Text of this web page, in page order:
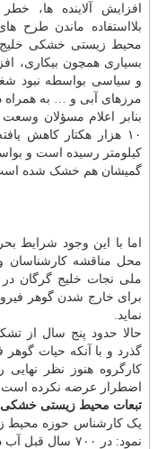
افزایش آلاینده ها،
بلااستفاده ماندن طرح
محیط زیستی خشکی خلیج
بسیاری همچون بیکاری،
و سیاسی بواسطه نبود
مرزهای آبی و … به همراه
بنابر اعلام مسؤلان
گمیشان هم خشک شده
اما با این وجود شرایط
محل مناقشه کارشناسان و
برای خارج شدن گوهر
نماید.
حالا حدود پنج سال از
گذرد و با آنکه حیات گوهر
کارگروه هنوز نظر
اضطرار عرضه نکرده است.
تبعات محیط زیستی خشکی
یک کارشناس حوزه محیط
نمود: در ۷۰۰